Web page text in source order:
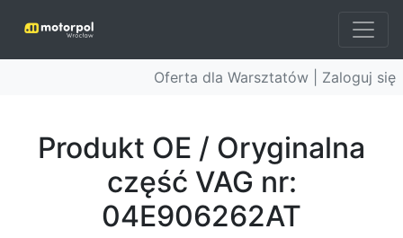
Oferta dla Warsztatów | Zaloguj się
Produkt OE / Oryginalna
część VAG nr:
04E906262AT